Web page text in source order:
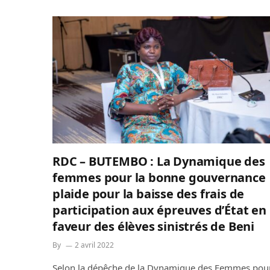
RDC – BUTEMBO : La Dynamique des
femmes pour la bonne gouvernance
plaide pour la baisse des frais de
participation aux épreuves d’État en
faveur des élèves sinistrés de Beni
By 2 avril 2022
Selon la dépêche de la Dynamique des Femmes